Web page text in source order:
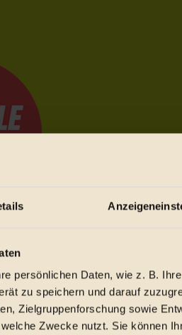
persönlichen Daten, wie z. B.
zu speichern und darauf
Zielgruppenforschung sowie
Zwecke nutzt. Sie können
festzuhalten.
Hause.
zurückkommen.